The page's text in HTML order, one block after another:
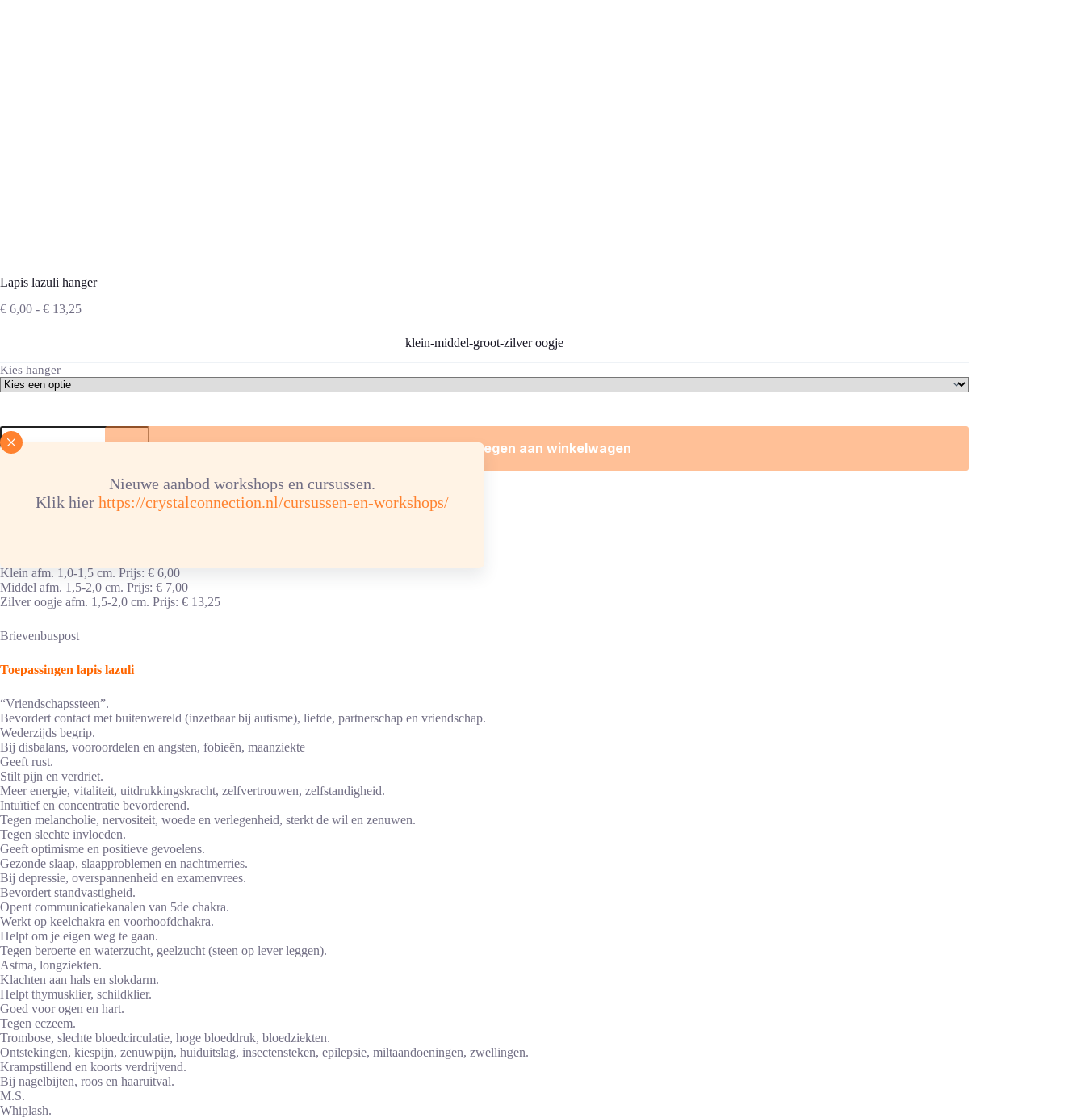
Nieuwe aanbod workshops en cursussen.
Klik hier https://crystalconnection.nl/cursussen-en-workshops/
Lapis lazuli hanger
€ 6,00 - € 13,25Prijsklasse:
klein-middel-groot-zilver oogje
Kies hanger
Lapis
lazuli
Toevoegen aan winkelwagen
Klein afm. 1,0-1,5 cm. Prijs: € 6,00
Middel afm. 1,5-2,0 cm. Prijs: € 7,00
Zilver oogje afm. 1,5-2,0 cm. Prijs: € 13,25
Brievenbuspost
Toepassingen lapis lazuli
“Vriendschapssteen”.
Bevordert contact met buitenwereld (inzetbaar bij autisme), liefde, partnerschap en vriendschap.
Wederzijds begrip.
Bij disbalans, vooroordelen en angsten, fobieën, maanziekte
Geeft rust.
Stilt pijn en verdriet.
Meer energie, vitaliteit, uitdrukkingskracht, zelfvertrouwen, zelfstandigheid.
Intuïtief en concentratie bevorderend.
Tegen melancholie, nervositeit, woede en verlegenheid, sterkt de wil en zenuwen.
Tegen slechte invloeden.
Geeft optimisme en positieve gevoelens.
Gezonde slaap, slaapproblemen en nachtmerries.
Bij depressie, overspannenheid en examenvrees.
Bevordert standvastigheid.
Opent communicatiekanalen van 5de chakra.
Werkt op keelchakra en voorhoofdchakra.
Helpt om je eigen weg te gaan.
Tegen beroerte en waterzucht, geelzucht (steen op lever leggen).
Astma, longziekten.
Klachten aan hals en slokdarm.
Helpt thymusklier, schildklier.
Goed voor ogen en hart.
Tegen eczeem.
Trombose, slechte bloedcirculatie, hoge bloeddruk, bloedziekten.
Ontstekingen, kiespijn, zenuwpijn, huiduitslag, insectensteken, epilepsie, miltaandoeningen, zwellingen.
Krampstillend en koorts verdrijvend.
Bij nagelbijten, roos en haaruitval.
M.S.
Whiplash.